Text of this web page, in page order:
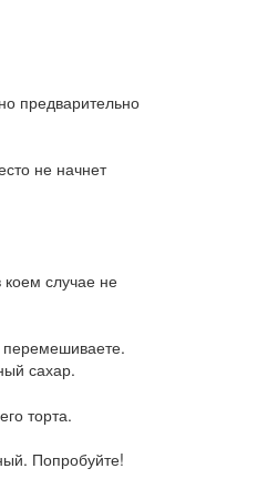
предварительно
не начнет
случае не
сахар.
торта.
Попробуйте!